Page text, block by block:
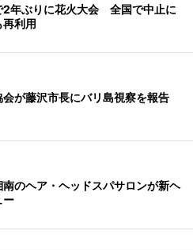
2年ぶりに花火大会 全国で中止に
利用
会が藤沢市長にバリ島視察を報告
のヘア・ヘッドスパサロンが新ヘ
ー